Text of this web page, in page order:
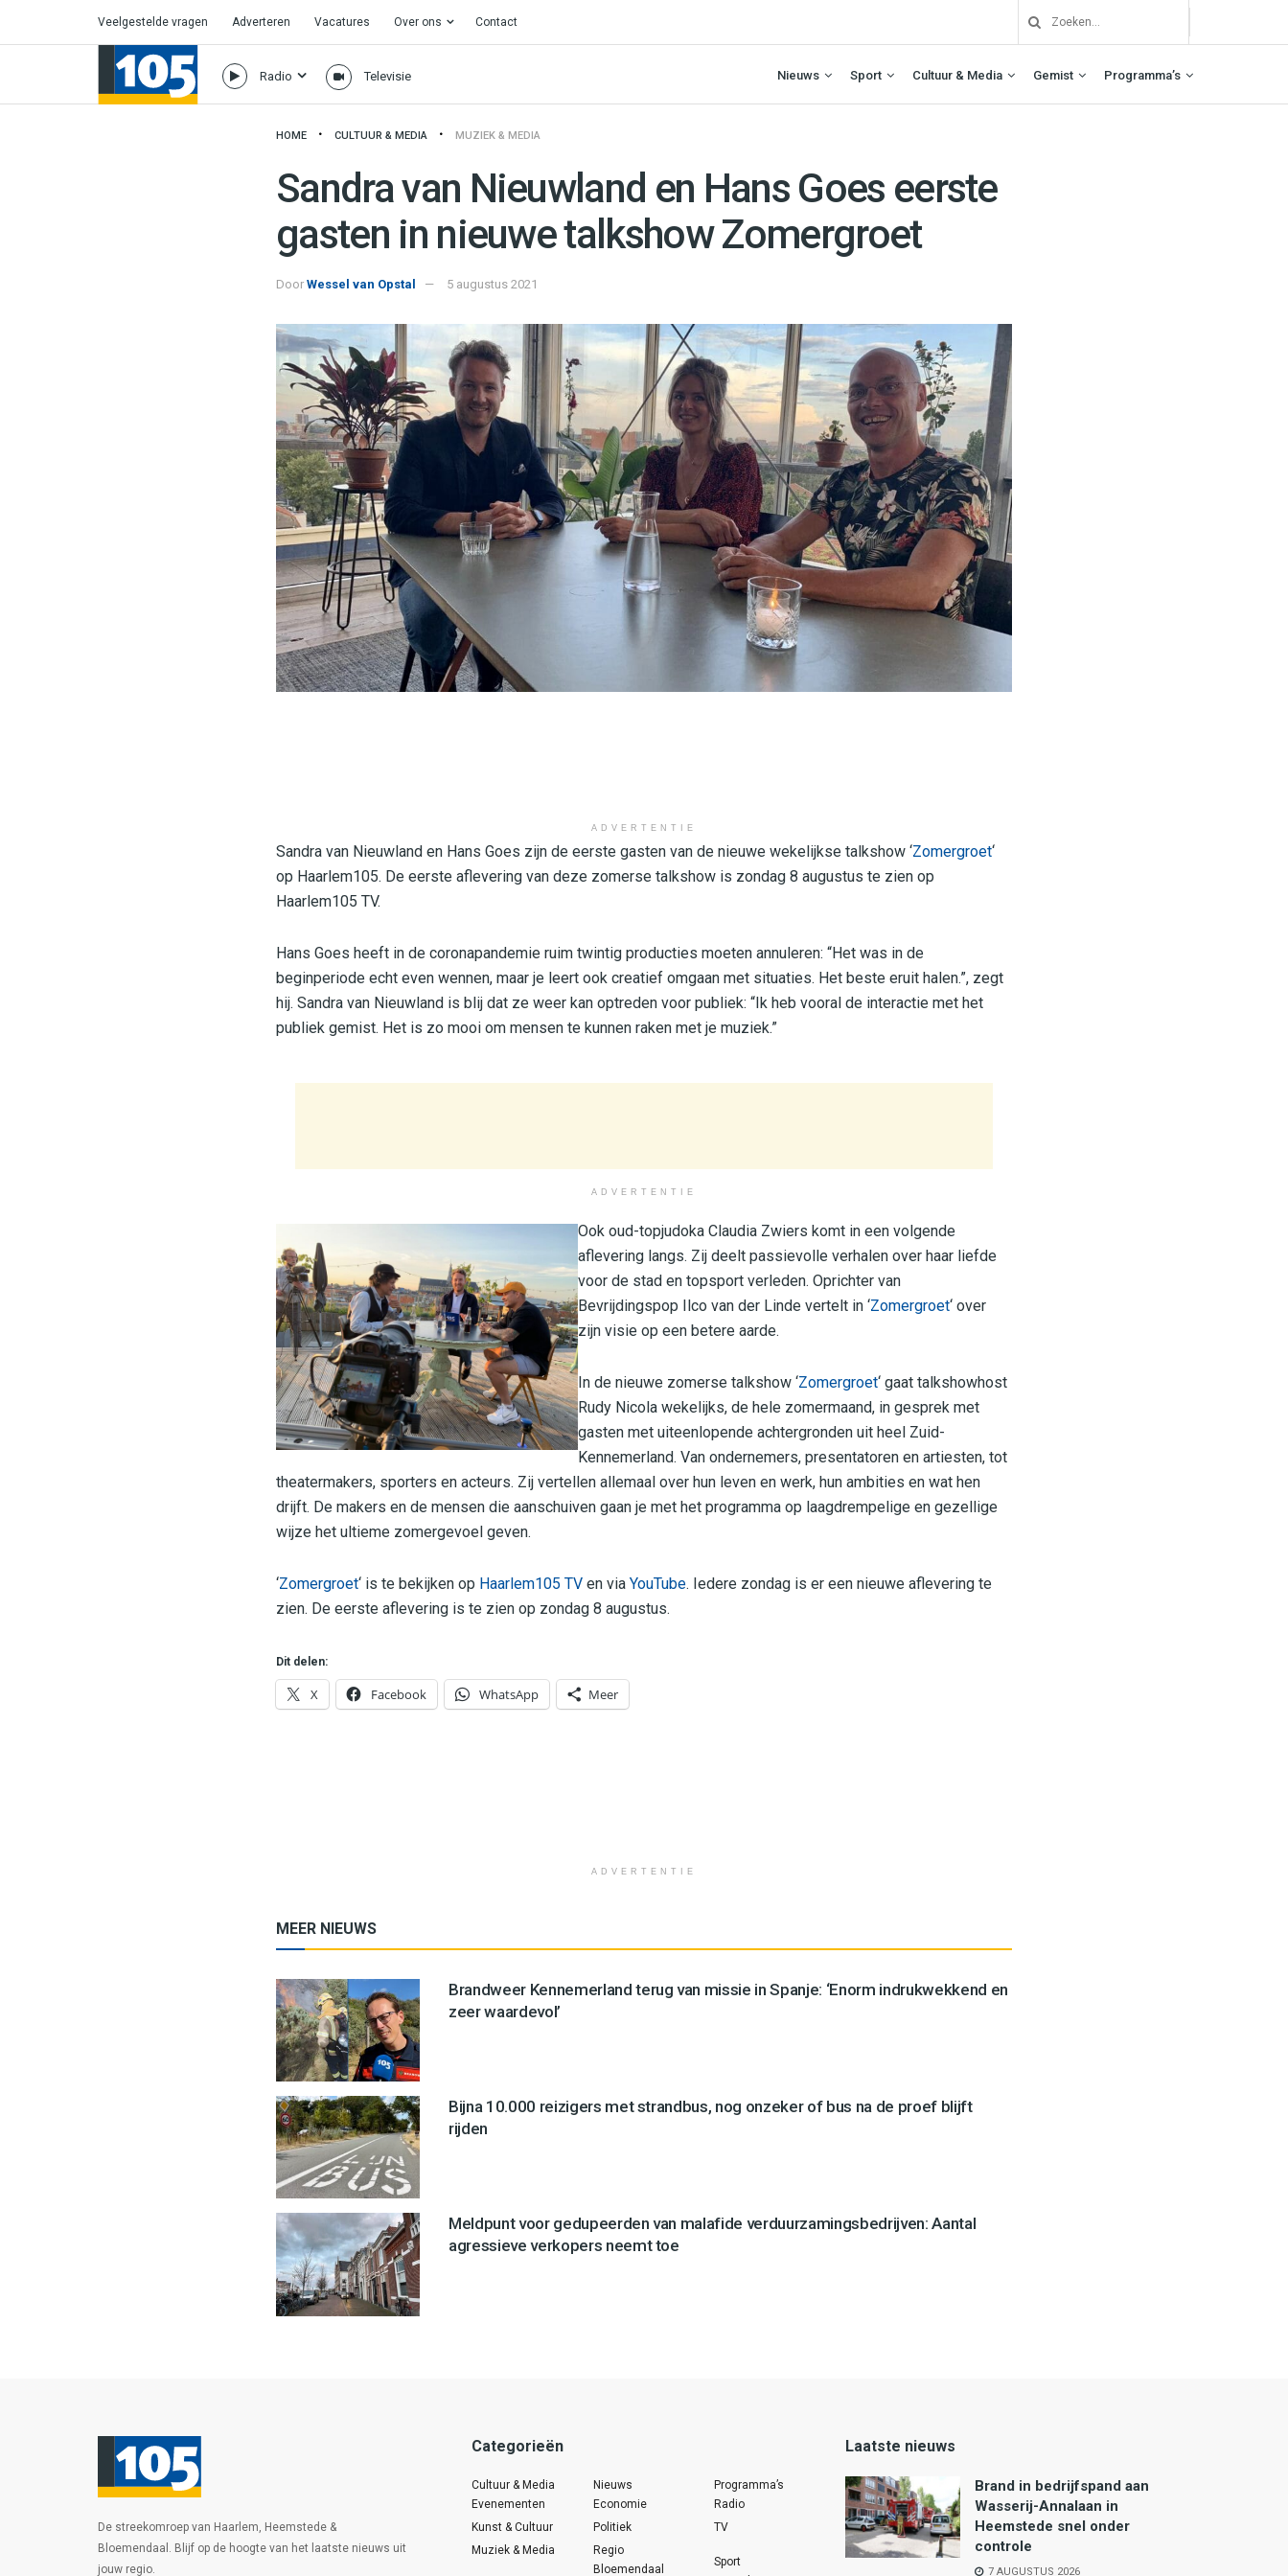
Veelgestelde vragen Adverteren Vacatures Over ons Contact
Radio Televisie Nieuws Sport Cultuur & Media Gemist Programma’s
HOME CULTUUR & MEDIA MUZIEK & MEDIA
Sandra van Nieuwland en Hans Goes eerste
gasten in nieuwe talkshow Zomergroet
Door Wessel van Opstal 5 augustus 2021
ADVERTENTIE
Sandra van Nieuwland en Hans Goes zijn de eerste gasten van de nieuwe wekelijkse talkshow ‘Zomergroet‘
op Haarlem105. De eerste aflevering van deze zomerse talkshow is zondag 8 augustus te zien op
Haarlem105 TV.
Hans Goes heeft in de coronapandemie ruim twintig producties moeten annuleren: “Het was in de
beginperiode echt even wennen, maar je leert ook creatief omgaan met situaties. Het beste eruit halen.”, zegt
hij. Sandra van Nieuwland is blij dat ze weer kan optreden voor publiek: “Ik heb vooral de interactie met het
publiek gemist. Het is zo mooi om mensen te kunnen raken met je muziek.”
ADVERTENTIE
Ook oud-topjudoka Claudia Zwiers komt in een volgende
aflevering langs. Zij deelt passievolle verhalen over haar liefde
voor de stad en topsport verleden. Oprichter van
Bevrijdingspop Ilco van der Linde vertelt in ‘Zomergroet‘ over
zijn visie op een betere aarde.
In de nieuwe zomerse talkshow ‘Zomergroet‘ gaat talkshowhost
Rudy Nicola wekelijks, de hele zomermaand, in gesprek met
gasten met uiteenlopende achtergronden uit heel Zuid-
Kennemerland. Van ondernemers, presentatoren en artiesten, tot
theatermakers, sporters en acteurs. Zij vertellen allemaal over hun leven en werk, hun ambities en wat hen
drijft. De makers en de mensen die aanschuiven gaan je met het programma op laagdrempelige en gezellige
wijze het ultieme zomergevoel geven.
‘Zomergroet‘ is te bekijken op Haarlem105 TV en via YouTube. Iedere zondag is er een nieuwe aflevering te
zien. De eerste aflevering is te zien op zondag 8 augustus.
Dit delen:
X Facebook WhatsApp Meer
ADVERTENTIE
MEER NIEUWS
Brandweer Kennemerland terug van missie in Spanje: ‘Enorm indrukwekkend en
zeer waardevol’
Bijna 10.000 reizigers met strandbus, nog onzeker of bus na de proef blijft
rijden
Meldpunt voor gedupeerden van malafide verduurzamingsbedrijven: Aantal
agressieve verkopers neemt toe
De streekomroep van Haarlem, Heemstede &
Bloemendaal. Blijf op de hoogte van het laatste nieuws uit
jouw regio.
Categorieën
Cultuur & Media
Evenementen
Kunst & Cultuur
Muziek & Media
Nieuws
Economie
Politiek
Regio
Bloemendaal
Programma’s
Radio
TV
Sport
Laatste nieuws
Brand in bedrijfspand aan
Wasserij-Annalaan in
Heemstede snel onder
controle
7 AUGUSTUS 2026